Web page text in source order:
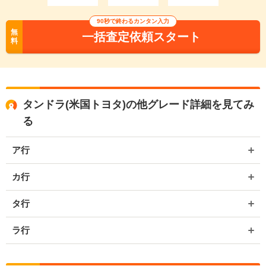
無
料
90秒で終わるカンタン入力
一括査定依頼スタート
タンドラ(米国トヨタ)の他グレード詳細を見てみ
る
ア行
カ行
タ行
ラ行